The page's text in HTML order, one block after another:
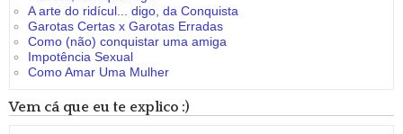
A arte do ridícul... digo, da Conquista
Garotas Certas x Garotas Erradas
Como (não) conquistar uma amiga
Impotência Sexual
Como Amar Uma Mulher
Vem cá que eu te explico :)